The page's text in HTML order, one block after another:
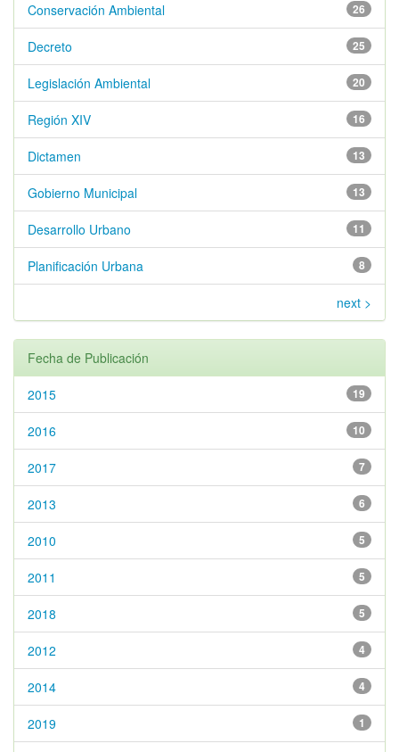
26
Conservación Ambiental
25
Decreto
20
Legislación Ambiental
16
Región XIV
13
Dictamen
13
Gobierno Municipal
11
Desarrollo Urbano
8
Planificación Urbana
next >
Fecha de Publicación
19
2015
10
2016
7
2017
6
2013
5
2010
5
2011
5
2018
4
2012
4
2014
1
2019